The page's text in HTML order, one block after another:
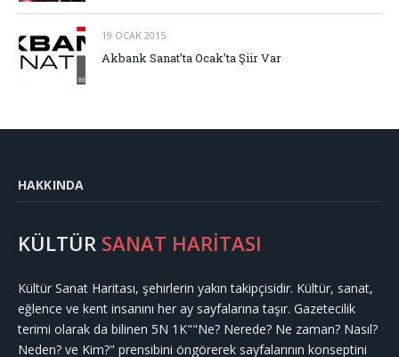
19 OCAK 2015
Akbank Sanat’ta Ocak’ta Şiir Var
HAKKINDA
KÜLTÜR SANAT HARİTASI
Kültür Sanat Haritası, şehirlerin yakın takipçisidir. Kültür, sanat,
eğlence ve kent insanını her ay sayfalarına taşır. Gazetecilik
terimi olarak da bilinen 5N 1K""Ne? Nerede? Ne zaman? Nasıl?
Neden? ve Kim?" prensibini öngörerek sayfalarının konseptini